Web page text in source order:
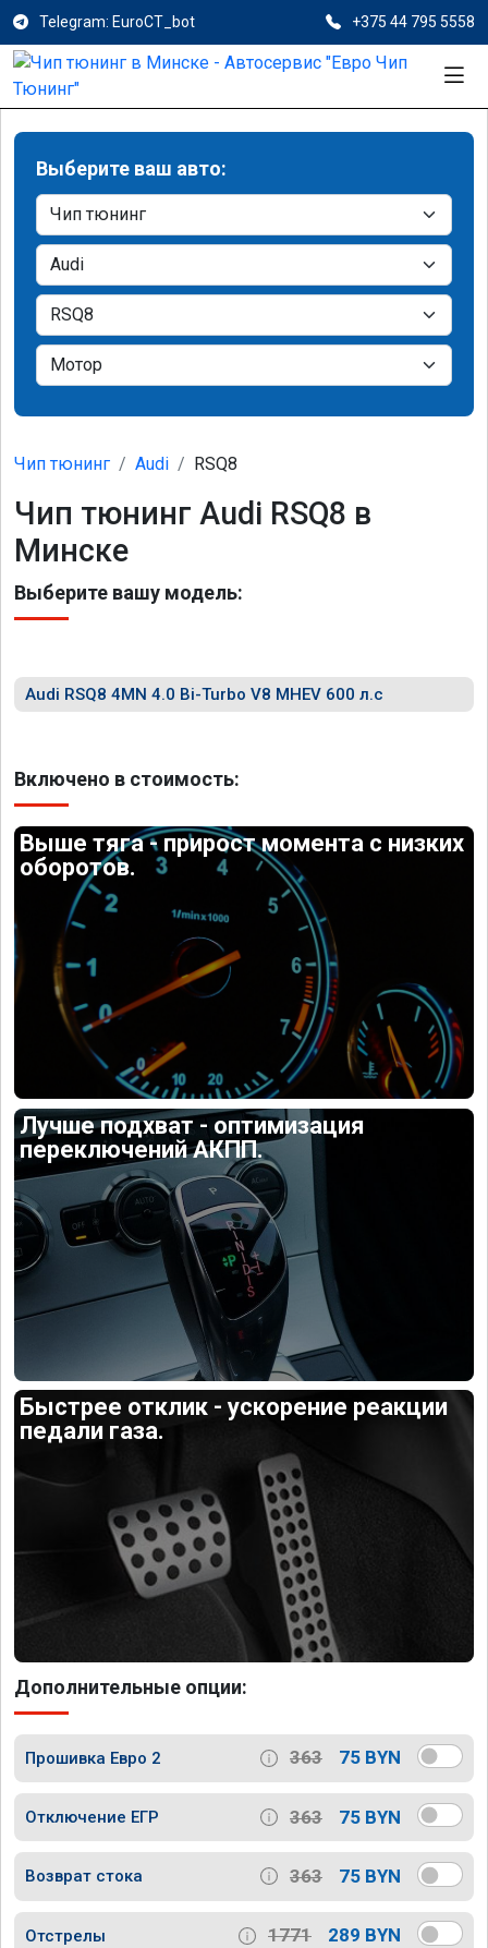
Telegram: EuroCT_bot +375 44 795 5558
Выберите ваш авто:
Чип тюнинг Audi RSQ8
Чип тюнинг Audi RSQ8 в
Минске
Выберите вашу модель:
Audi RSQ8 4MN 4.0 Bi-Turbo V8 MHEV 600 л.с
Включено в стоимость:
Выше тяга - прирост момента с низких
оборотов.
Лучше подхват - оптимизация
переключений АКПП.
Быстрее отклик - ускорение реакции
педали газа.
Дополнительные опции:
Прошивка Евро 2 363 75 BYN
Отключение ЕГР 363 75 BYN
Возврат стока 363 75 BYN
Отстрелы 1771 289 BYN